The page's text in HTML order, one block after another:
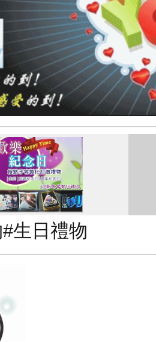
生日禮物